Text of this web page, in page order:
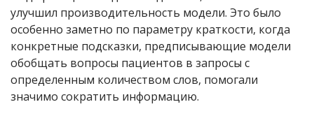
улучшил производительность модели. Это было
особенно заметно по параметру краткости, когда
конкретные подсказки, предписывающие модели
обобщать вопросы пациентов в запросы с
определенным количеством слов, помогали
значимо сократить информацию.